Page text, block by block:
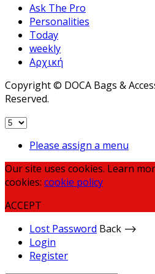
Ask The Pro
Personalities
Today
weekly
Αρχική
Copyright © DOCA Bags &
Reserved.
Please assign a menu
Our site uses cookies. Learn
cookies: cookie policy
ACCEPT
Lost Password Back ⟶
Login
Register